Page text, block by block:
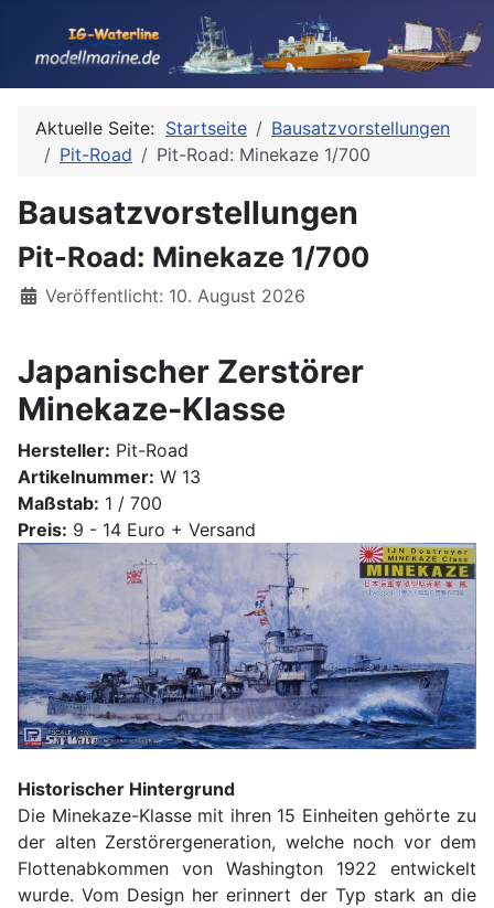
Aktuelle Seite: Startseite
Bausatzvorstellungen
Pit-Road
Pit-Road: Minekaze 1/700
Bausatzvorstellungen
Pit-Road: Minekaze 1/700
Details
Veröffentlicht: 10. August 2026
Japanischer Zerstörer
Minekaze-Klasse
Hersteller: Pit-Road
Artikelnummer: W 13
Maßstab: 1 / 700
Preis: 9 - 14 Euro + Versand
Historischer Hintergrund
Die Minekaze-Klasse mit ihren 15 Einheiten gehörte zu
der alten Zerstörergeneration, welche noch vor dem
Flottenabkommen von Washington 1922 entwickelt
wurde. Vom Design her erinnert der Typ stark an die